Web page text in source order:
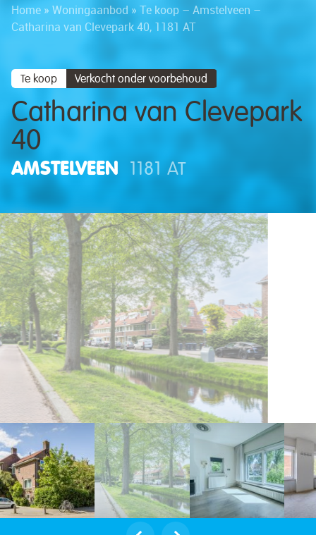
Home » Woningaanbod » Te koop – Amstelveen –
Catharina van Clevepark 40, 1181 AT
Te koop Verkocht onder voorbehoud
Catharina van Clevepark
40
AMSTELVEEN 1181 AT
– Catharina van Clevepark